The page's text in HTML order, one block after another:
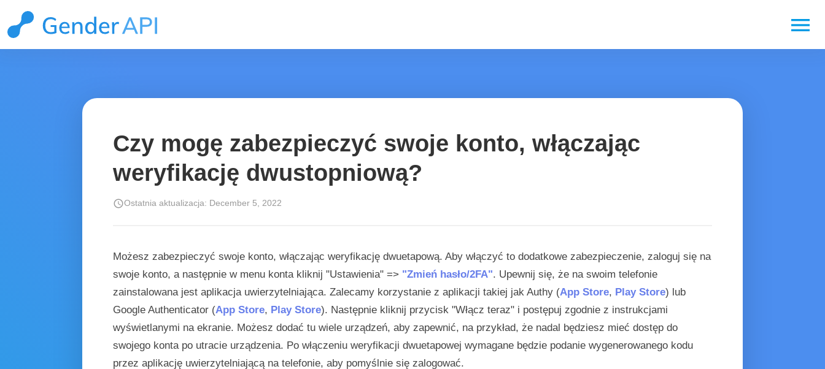
menu
Czy mogę zabezpieczyć swoje konto, włączając
weryfikację dwustopniową?
scheduleOstatnia aktualizacja: December 5, 2022
Możesz zabezpieczyć swoje konto, włączając weryfikację dwuetapową. Aby włączyć to dodatkowe zabezpieczenie, zaloguj się na
swoje konto, a następnie w menu konta kliknij "Ustawienia" => "Zmień hasło/2FA". Upewnij się, że na swoim telefonie
zainstalowana jest aplikacja uwierzytelniająca. Zalecamy korzystanie z aplikacji takiej jak Authy (App Store, Play Store) lub
Google Authenticator (App Store, Play Store). Następnie kliknij przycisk "Włącz teraz" i postępuj zgodnie z instrukcjami
wyświetlanymi na ekranie. Możesz dodać tu wiele urządzeń, aby zapewnić, na przykład, że nadal będziesz mieć dostęp do
swojego konta po utracie urządzenia. Po włączeniu weryfikacji dwuetapowej wymagane będzie podanie wygenerowanego kodu
przez aplikację uwierzytelniającą na telefonie, aby pomyślnie się zalogować.